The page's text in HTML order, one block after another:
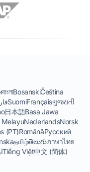
বাংলাBosanskiČeština
SuomiFrançaisગુજરાતી
日本語Basa Jawa
MelayuNederlandsNorsk
(PT)RomânăРусский
தமிழ்తెలుగుภาษาไทย
Tiếng Việt中文 (简体)